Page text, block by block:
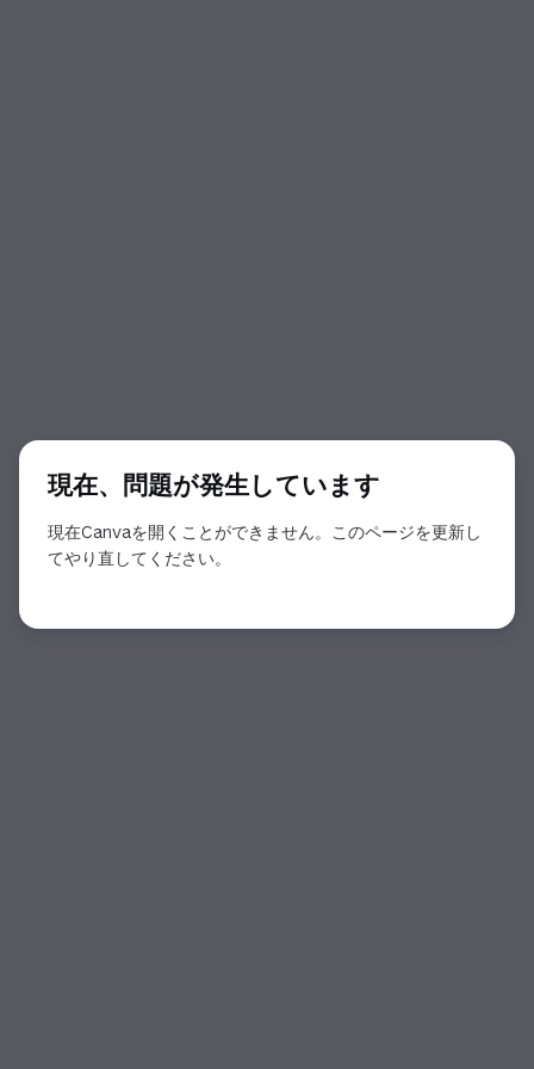
現在、問題が発生しています
現在Canvaを開くことができません。このページを更新し
てやり直してください。